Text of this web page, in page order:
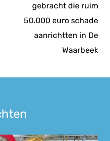
gebracht die ruim
50.000 euro schade
aanrichtten in De
Waarbeek